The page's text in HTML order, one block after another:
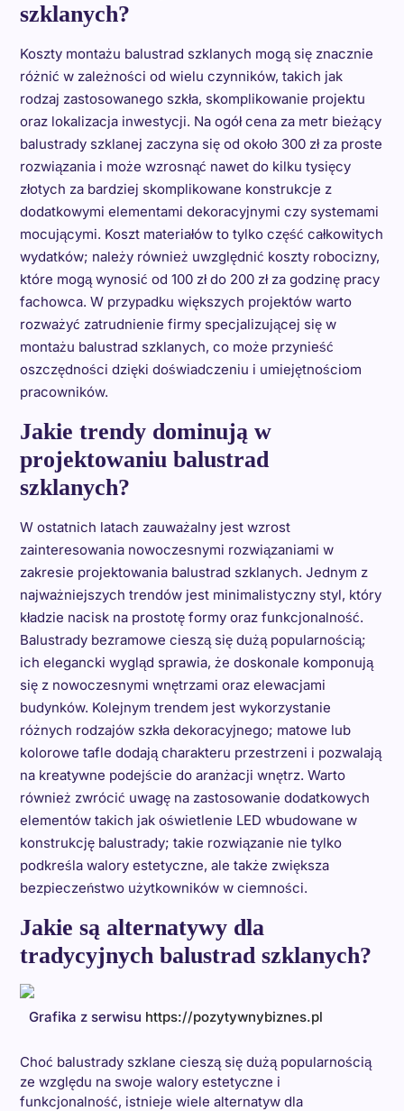
szklanych?
Koszty montażu balustrad szklanych mogą się znacznie
różnić w zależności od wielu czynników, takich jak
rodzaj zastosowanego szkła, skomplikowanie projektu
oraz lokalizacja inwestycji. Na ogół cena za metr bieżący
balustrady szklanej zaczyna się od około 300 zł za proste
rozwiązania i może wzrosnąć nawet do kilku tysięcy
złotych za bardziej skomplikowane konstrukcje z
dodatkowymi elementami dekoracyjnymi czy systemami
mocującymi. Koszt materiałów to tylko część całkowitych
wydatków; należy również uwzględnić koszty robocizny,
które mogą wynosić od 100 zł do 200 zł za godzinę pracy
fachowca. W przypadku większych projektów warto
rozważyć zatrudnienie firmy specjalizującej się w
montażu balustrad szklanych, co może przynieść
oszczędności dzięki doświadczeniu i umiejętnościom
pracowników.
Jakie trendy dominują w
projektowaniu balustrad
szklanych?
W ostatnich latach zauważalny jest wzrost
zainteresowania nowoczesnymi rozwiązaniami w
zakresie projektowania balustrad szklanych. Jednym z
najważniejszych trendów jest minimalistyczny styl, który
kładzie nacisk na prostotę formy oraz funkcjonalność.
Balustrady bezramowe cieszą się dużą popularnością;
ich elegancki wygląd sprawia, że doskonale komponują
się z nowoczesnymi wnętrzami oraz elewacjami
budynków. Kolejnym trendem jest wykorzystanie
różnych rodzajów szkła dekoracyjnego; matowe lub
kolorowe tafle dodają charakteru przestrzeni i pozwalają
na kreatywne podejście do aranżacji wnętrz. Warto
również zwrócić uwagę na zastosowanie dodatkowych
elementów takich jak oświetlenie LED wbudowane w
konstrukcję balustrady; takie rozwiązanie nie tylko
podkreśla walory estetyczne, ale także zwiększa
bezpieczeństwo użytkowników w ciemności.
Jakie są alternatywy dla
tradycyjnych balustrad szklanych?
Grafika z serwisu https://pozytywnybiznes.pl
Choć balustrady szklane cieszą się dużą popularnością
ze względu na swoje walory estetyczne i
funkcjonalność, istnieje wiele alternatyw dla